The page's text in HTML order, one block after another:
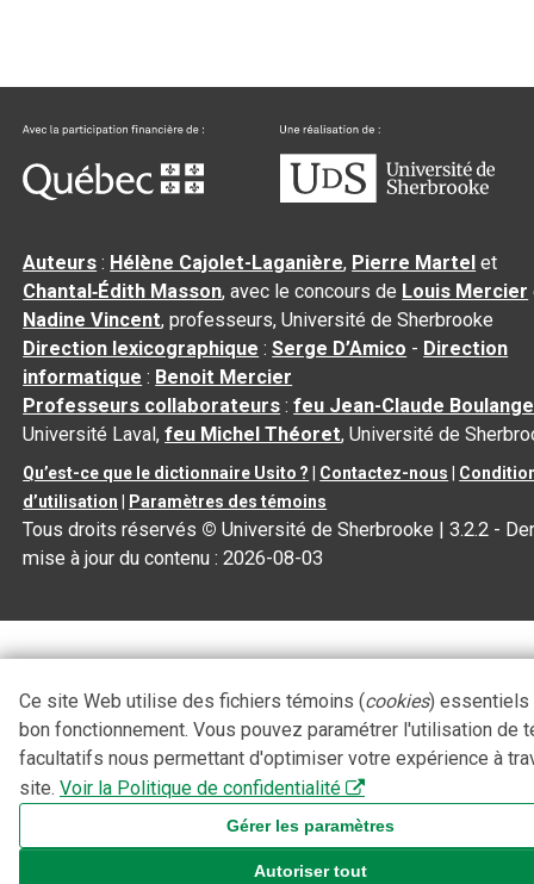
Auteurs : Hélène Cajolet-Laganière, Pierre Martel et
Chantal‑Édith Masson, avec le concours de Louis Mercier
Nadine Vincent, professeurs, Université de Sherbrooke
Direction lexicographique :Serge D’Amico - Direction
informatique : Benoit Mercier
Professeurs collaborateurs :feu Jean-Claude
Université Laval,feu Michel Théoret, Université de
Qu’est-ce que le dictionnaire Usito ? Contactez-nous
d’utilisation
Paramètres des témoins
Tous droits réservés © Université de Sherbrooke |3.2.2 -
mise à jour du contenu :2026-08-03
Ce site Web utilise des fichiers témoins (cookies) essentiels
bon fonctionnement. Vous pouvez paramétrer l'utilisation de
facultatifs nous permettant d'optimiser votre expérience à
site. Voir la Politique de confidentialité
Gérer les paramètres
Autoriser tout